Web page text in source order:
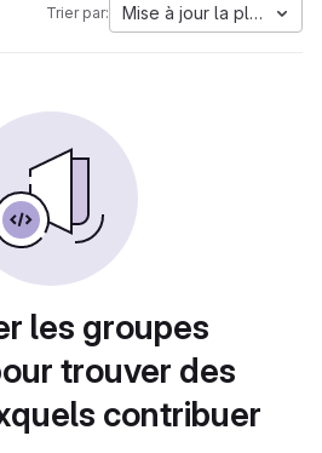
Trier par: Mise à jour la plus
les groupes
trouver des
contribuer